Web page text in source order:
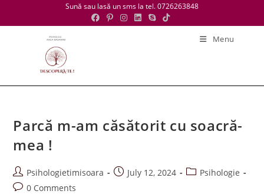
Sună sau lasă un sms la tel. 0726263848
Menu
Parcă m-am căsătorit cu soacră-
mea !
Post
author:
Psihologietimisoara
PostJuly 12, 2024
PostPsihologie
Post0 Comments